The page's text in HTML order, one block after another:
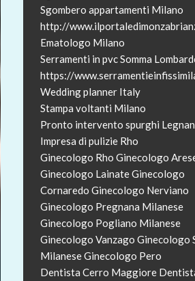
Sgombero appartamenti Milano
http://
Ematologo Milano
Serramenti in pvc Somma
https://
Wedding planner Italy
Stampa voltanti Milano
Pronto intervento spurghi
Impresa di pulizie Rho
Ginecologo Rho Ginecologo
Ginecologo LainateGinecologo
Cornaredo Ginecologo Nerviano
Ginecologo Pregnana Milanese
Ginecologo Pogliano Milanese
Ginecologo Vanzago Ginecologo
MilaneseGinecologo Pero
Dentista Cerro Maggiore